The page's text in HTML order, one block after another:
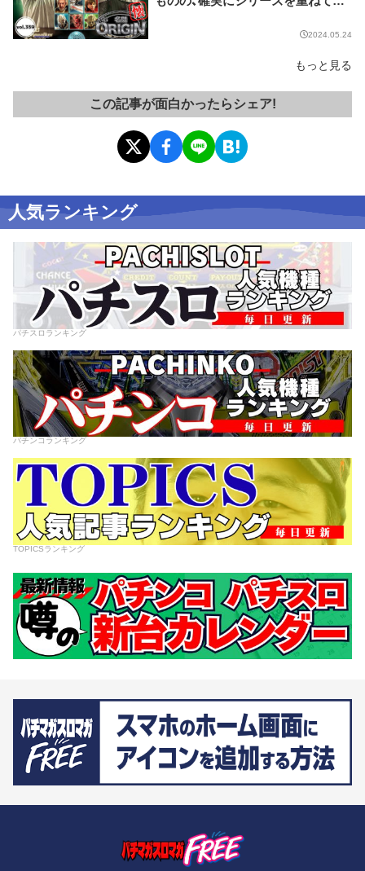
2024.05.24
もっと見る
この記事が面白かったらシェア!
人気ランキング
パチスロランキング
パチンコランキング
TOPICSランキング